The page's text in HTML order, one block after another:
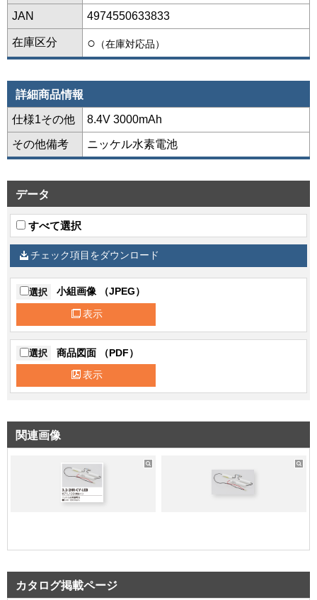
JAN 4974550633833
在庫区分 ○ （在庫対応品）
詳細商品情報
仕様1その他 8.4V 3000mAh
その他備考 ニッケル水素電池
データ
すべて選択
チェック項目をダウンロード
選択 小組画像 （JPEG）
表示
選択 商品図面 （PDF）
表示
関連画像
カタログ掲載ページ